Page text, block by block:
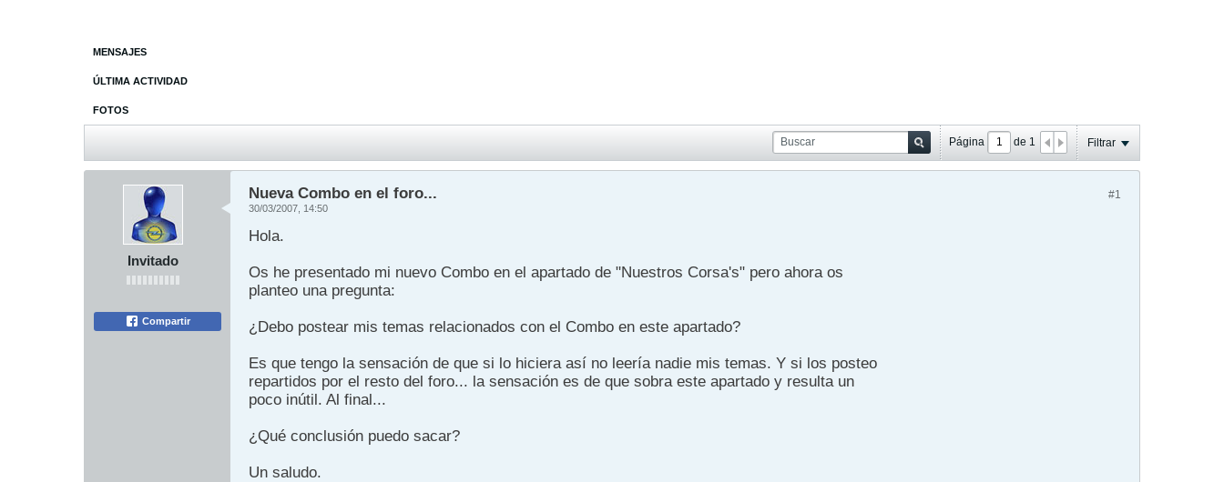
MENSAJES
ÚLTIMA ACTIVIDAD
FOTOS
Página de 1 Filtrar
Invitado
Compartir
#1
Nueva Combo en el foro...
30/03/2007, 14:50
Hola.
Os he presentado mi nuevo Combo en el apartado de "Nuestros Corsa's" pero ahora os
planteo una pregunta:
¿Debo postear mis temas relacionados con el Combo en este apartado?
Es que tengo la sensación de que si lo hiciera así no leería nadie mis temas. Y si los posteo
repartidos por el resto del foro... la sensación es de que sobra este apartado y resulta un
poco inútil. Al final...
¿Qué conclusión puedo sacar?
Un saludo.